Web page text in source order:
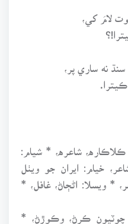
لامَ کي،
نه ساري پر،
شاعره، * شيام:
خيام: ايران جو ويٺل
* ويسلا: اڻڄاڻ، غافل، *
چوٽيون ڪرڻ، وڪوڙڻ، *